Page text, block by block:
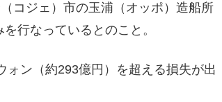
コジェ）市の玉浦（オッポ）造船所
行なっているとのこと。
ン（約293億円）を超える損失が出